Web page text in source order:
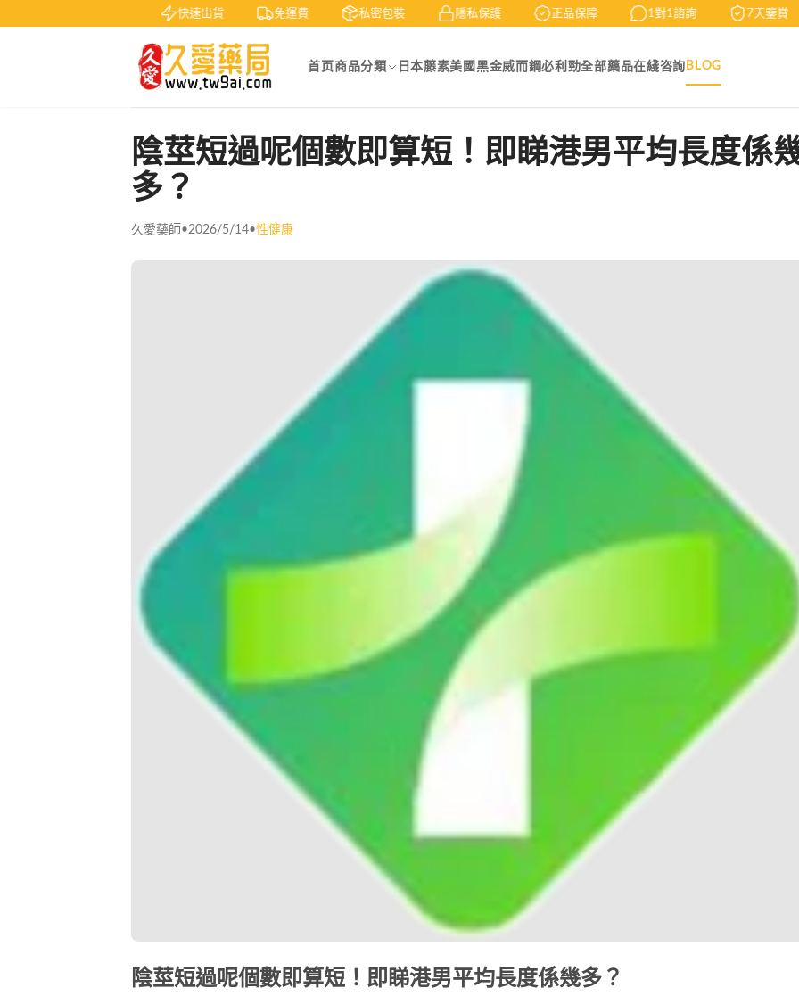
快速出貨 免運費 私密包裝 隱私保護 正品保障 1對1諮詢 7天鑒賞
首页 商品分類 日本藤素美國黑金威而鋼必利勁全部藥品在綫咨詢 BLOG
陰莖短過呢個數即算短！即睇港男平均長度係
多？
久愛藥師•2026/5/14•性健康
陰莖短過呢個數即算短！即睇港男平均長度係幾多？